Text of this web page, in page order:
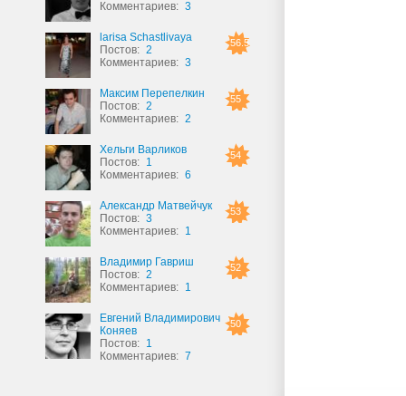
Комментариев: 3
56.5
larisa Schastlivaya
Постов: 2
Комментариев: 3
55
Максим Перепелкин
Постов: 2
Комментариев: 2
54
Хельги Варликов
Постов: 1
Комментариев: 6
53
Александр Матвейчук
Постов: 3
Комментариев: 1
52
Владимир Гавриш
Постов: 2
Комментариев: 1
50
Евгений Владимирович
Коняев
Постов: 1
Комментариев: 7